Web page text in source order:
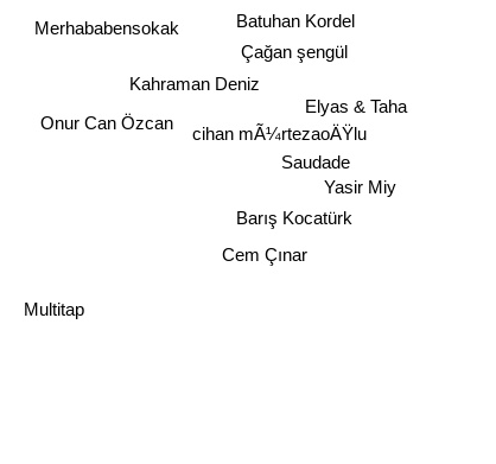
Batuhan Kordel
Elyas & Taha
Yasir Miy
Saudade
cihan mÃ¼rtezaoÄŸlu
Çağan şengül
Kahraman Deniz
Barış Kocatürk
Cem Çınar
Merhababensokak
Onur Can Özcan
Multitap